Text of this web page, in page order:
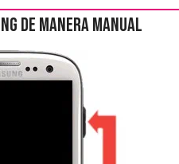
de manera manual